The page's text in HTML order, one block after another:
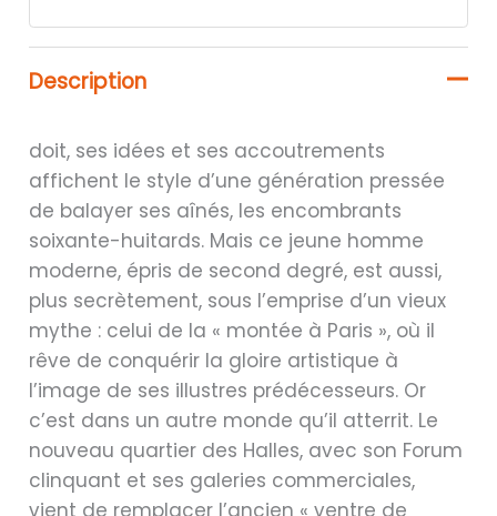
Description
doit, ses idées et ses accoutrements
affichent le style d’une génération pressée
de balayer ses aînés, les encombrants
soixante-huitards. Mais ce jeune homme
moderne, épris de second degré, est aussi,
plus secrètement, sous l’emprise d’un vieux
mythe : celui de la « montée à Paris », où il
rêve de conquérir la gloire artistique à
l’image de ses illustres prédécesseurs. Or
c’est dans un autre monde qu’il atterrit. Le
nouveau quartier des Halles, avec son Forum
clinquant et ses galeries commerciales,
vient de remplacer l’ancien « ventre de